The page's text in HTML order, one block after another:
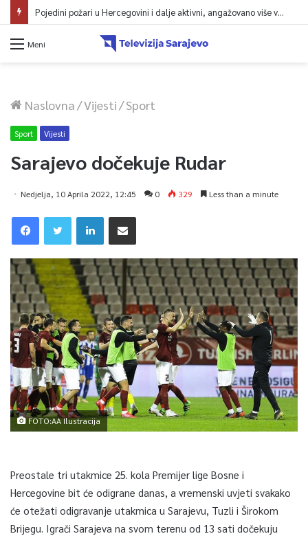
Pojedini požari u Hercegovini i dalje aktivni, angažovano više vatrogasaca i helikopter
Meni
Naslovna/Vijesti/Sport
Sport Vijesti
Sarajevo dočekuje Rudar
Nedjelja, 10 Aprila 2022, 12:45 0 329 Less than a minute
FOTO:AA Ilustracija
Preostale tri utakmice 25. kola Premijer lige Bosne i
Hercegovine bit će odigrane danas, a vremenski uvjeti svakako
će otežati odigravanje utakmica u Sarajevu, Tuzli i Širokom
Brijegu. Igrači Sarajeva na svom terenu od 13 sati dočekuju